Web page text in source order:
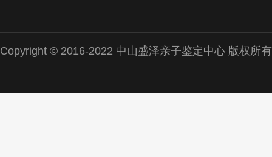
Copyright © 2016-2022 中山盛泽亲子鉴定中心 版权所